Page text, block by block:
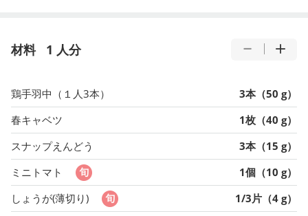
材料 1 人分
鶏手羽中（１人3本）
3本（50 g）
春キャベツ
1枚（40 g）
スナップえんどう
3本（15 g）
ミニトマト
1個（10 g）
しょうが(薄切り)
1/3片（4 g）